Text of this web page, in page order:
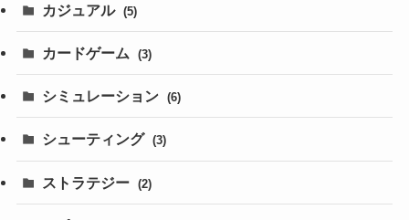
カジュアル (5)
カードゲーム (3)
シミュレーション (6)
シューティング (3)
ストラテジー (2)